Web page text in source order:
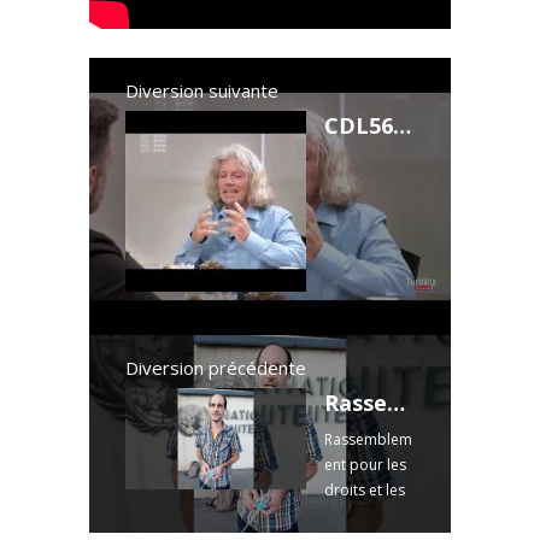
Diversion suivante
CDL56 - Manipulation de masse et torture psychologique de Jean Jacques crevecoeur
Diversion précédente
Rassemblement pour les libertés à Genève devant l’ONU & l’OMS (12/09)
Rassemblem
ent pour les
droits et les
libertés